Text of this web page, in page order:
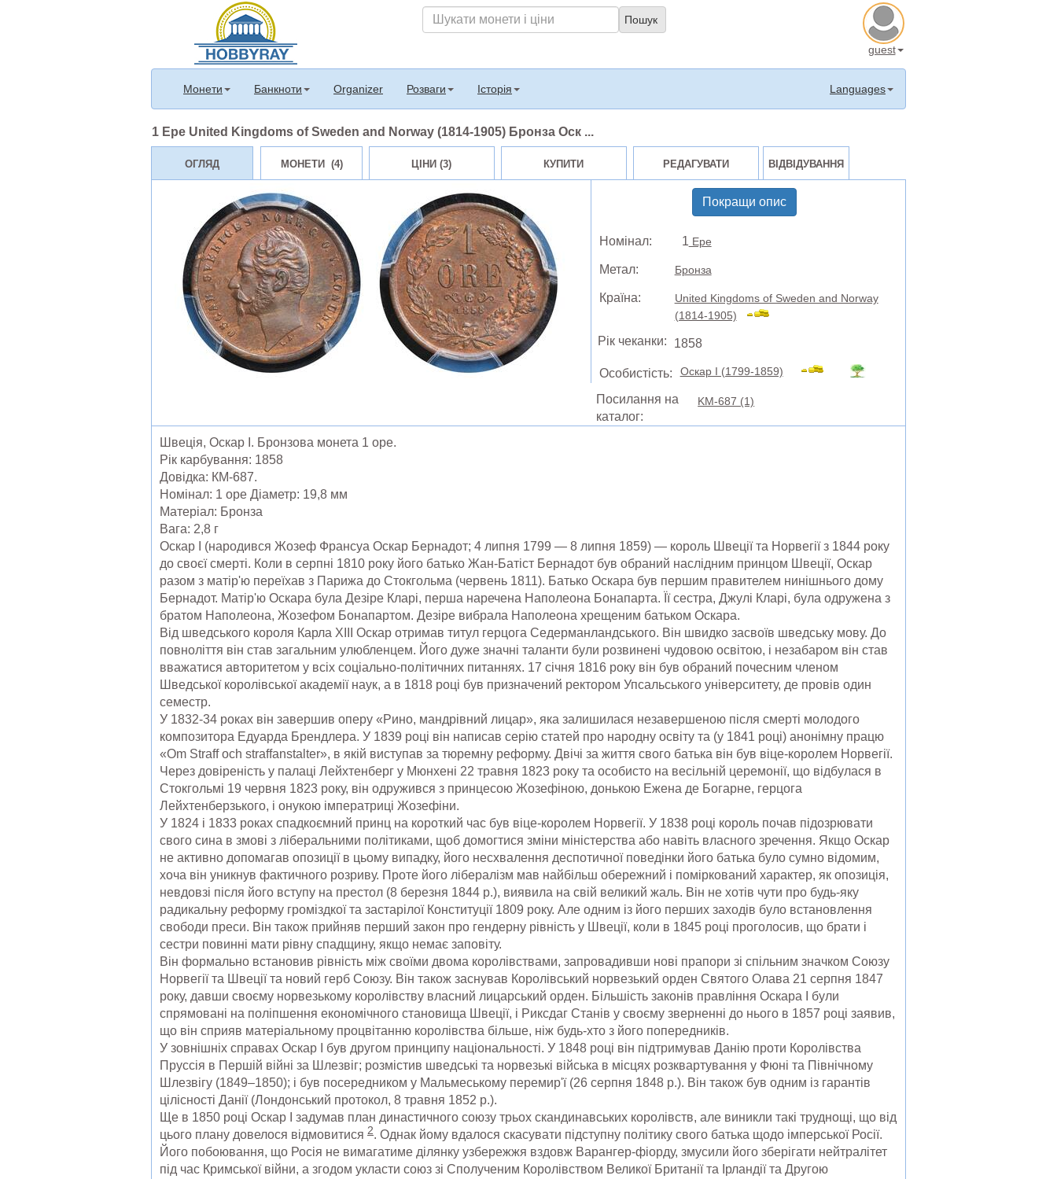
guest
Монети Банкноти Organizer Розваги Історія Languages
1 Ере United Kingdoms of Sweden and Norway (1814-1905) Бронза Оск ...
ОГЛЯД МОНЕТИ (4) ЦІНИ (3) КУПИТИ РЕДАГУВАТИ ВІДВІДУВАННЯ
Покращи опис
Номінал: 1 Ере
Метал: Бронза
Країна:
United Kingdoms of Sweden and Norway
(1814-1905)
Рік чеканки: 1858
Особистість: Оскар I (1799-1859)
Посилання на
каталог:
KM-687 (1)
Швеція, Оскар I. Бронзова монета 1 оре.
Рік карбування: 1858
Довідка: КМ-687.
Номінал: 1 оре Діаметр: 19,8 мм
Матеріал: Бронза
Вага: 2,8 г
Оскар I (народився Жозеф Франсуа Оскар Бернадот; 4 липня 1799 — 8 липня 1859) — король Швеції та Норвегії з 1844 року
до своєї смерті. Коли в серпні 1810 року його батько Жан-Батіст Бернадот був обраний наслідним принцом Швеції, Оскар
разом з матір'ю переїхав з Парижа до Стокгольма (червень 1811). Батько Оскара був першим правителем нинішнього дому
Бернадот. Матір'ю Оскара була Дезіре Кларі, перша наречена Наполеона Бонапарта. Її сестра, Джулі Кларі, була одружена з
братом Наполеона, Жозефом Бонапартом. Дезіре вибрала Наполеона хрещеним батьком Оскара.
Від шведського короля Карла XIII Оскар отримав титул герцога Седерманландського. Він швидко засвоїв шведську мову. До
повноліття він став загальним улюбленцем. Його дуже значні таланти були розвинені чудовою освітою, і незабаром він став
вважатися авторитетом у всіх соціально-політичних питаннях. 17 січня 1816 року він був обраний почесним членом
Шведської королівської академії наук, а в 1818 році був призначений ректором Упсальського університету, де провів один
семестр.
У 1832-34 роках він завершив оперу «Рино, мандрівний лицар», яка залишилася незавершеною після смерті молодого
композитора Едуарда Брендлера. У 1839 році він написав серію статей про народну освіту та (у 1841 році) анонімну працю
«Om Straff och straffanstalter», в якій виступав за тюремну реформу. Двічі за життя свого батька він був віце-королем Норвегії.
Через довіреність у палаці Лейхтенберг у Мюнхені 22 травня 1823 року та особисто на весільній церемонії, що відбулася в
Стокгольмі 19 червня 1823 року, він одружився з принцесою Жозефіною, донькою Ежена де Богарне, герцога
Лейхтенберзького, і онукою імператриці Жозефіни.
У 1824 і 1833 роках спадкоємний принц на короткий час був віце-королем Норвегії. У 1838 році король почав підозрювати
свого сина в змові з ліберальними політиками, щоб домогтися зміни міністерства або навіть власного зречення. Якщо Оскар
не активно допомагав опозиції в цьому випадку, його несхвалення деспотичної поведінки його батька було сумно відомим,
хоча він уникнув фактичного розриву. Проте його лібералізм мав найбільш обережний і поміркований характер, як опозиція,
невдовзі після його вступу на престол (8 березня 1844 р.), виявила на свій великий жаль. Він не хотів чути про будь-яку
радикальну реформу громіздкої та застарілої Конституції 1809 року. Але одним із його перших заходів було встановлення
свободи преси. Він також прийняв перший закон про гендерну рівність у Швеції, коли в 1845 році проголосив, що брати і
сестри повинні мати рівну спадщину, якщо немає заповіту.
Він формально встановив рівність між своїми двома королівствами, запровадивши нові прапори зі спільним значком Союзу
Норвегії та Швеції та новий герб Союзу. Він також заснував Королівський норвезький орден Святого Олава 21 серпня 1847
року, давши своєму норвезькому королівству власний лицарський орден. Більшість законів правління Оскара I були
спрямовані на поліпшення економічного становища Швеції, і Риксдаг Станів у своєму зверненні до нього в 1857 році заявив,
що він сприяв матеріальному процвітанню королівства більше, ніж будь-хто з його попередників.
У зовнішніх справах Оскар I був другом принципу національності. У 1848 році він підтримував Данію проти Королівства
Пруссія в Першій війні за Шлезвіг; розмістив шведські та норвезькі війська в місцях розквартування у Фюні та Північному
Шлезвігу (1849–1850); і був посередником у Мальмеському перемир'ї (26 серпня 1848 р.). Він також був одним із гарантів
цілісності Данії (Лондонський протокол, 8 травня 1852 р.).
Ще в 1850 році Оскар I задумав план династичного союзу трьох скандинавських королівств, але виникли такі труднощі, що від
цього плану довелося відмовитися 2. Однак йому вдалося скасувати підступну політику свого батька щодо імперської Росії.
Його побоювання, що Росія не вимагатиме ділянку узбережжя вздовж Варангер-фіорду, змусили його зберігати нейтралітет
під час Кримської війни, а згодом укласти союз зі Сполученим Королівством Великої Британії та Ірландії та Другою